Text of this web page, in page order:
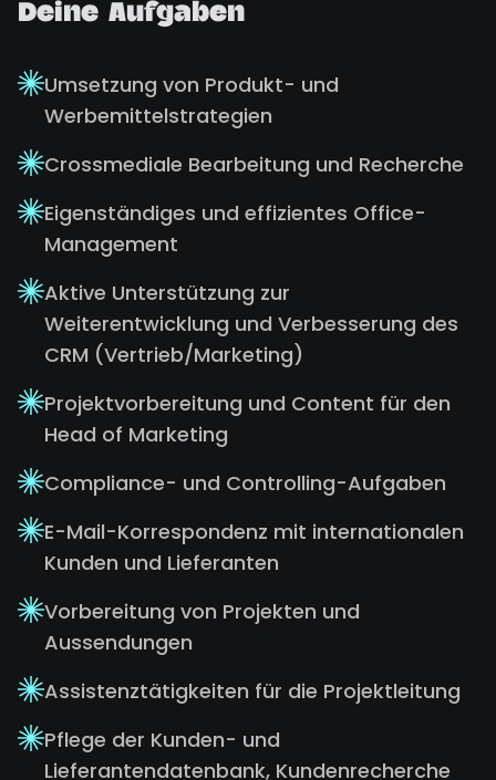
Deine Aufgaben
Umsetzung von Produkt- und
Werbemittelstrategien
Crossmediale Bearbeitung und Recherche
Eigenständiges und effizientes Office-
Management
Aktive Unterstützung zur
Weiterentwicklung und Verbesserung des
CRM (Vertrieb/Marketing)
Projektvorbereitung und Content für den
Head of Marketing
Compliance- und Controlling-Aufgaben
E-Mail-Korrespondenz mit internationalen
Kunden und Lieferanten
Vorbereitung von Projekten und
Aussendungen
Assistenztätigkeiten für die Projektleitung
Pflege der Kunden- und
Lieferantendatenbank, Kundenrecherche